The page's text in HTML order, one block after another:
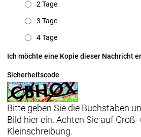
2 Tage
3 Tage
4 Tage
Ich möchte eine Kopie dieser Nachricht
Sicherheitscode
Bitte geben Sie die Buchstaben
Bild hier ein. Achten Sie auf Groß-
Kleinschreibung.